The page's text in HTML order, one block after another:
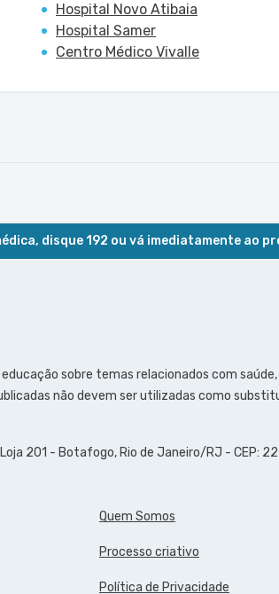
Hospital Novo Atibaia
Hospital Samer
Centro Médico Vivalle
disque 192 ou vá imediatamente ao
sobre temas relacionados com
não devem ser utilizadas como
201 - Botafogo, Rio de Janeiro/RJ - CEP:
Quem Somos
Processo criativo
Política de Privacidade